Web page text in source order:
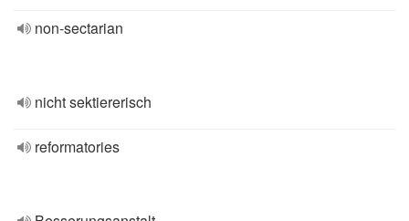
non-sectarian
nicht sektiererisch
reformatories